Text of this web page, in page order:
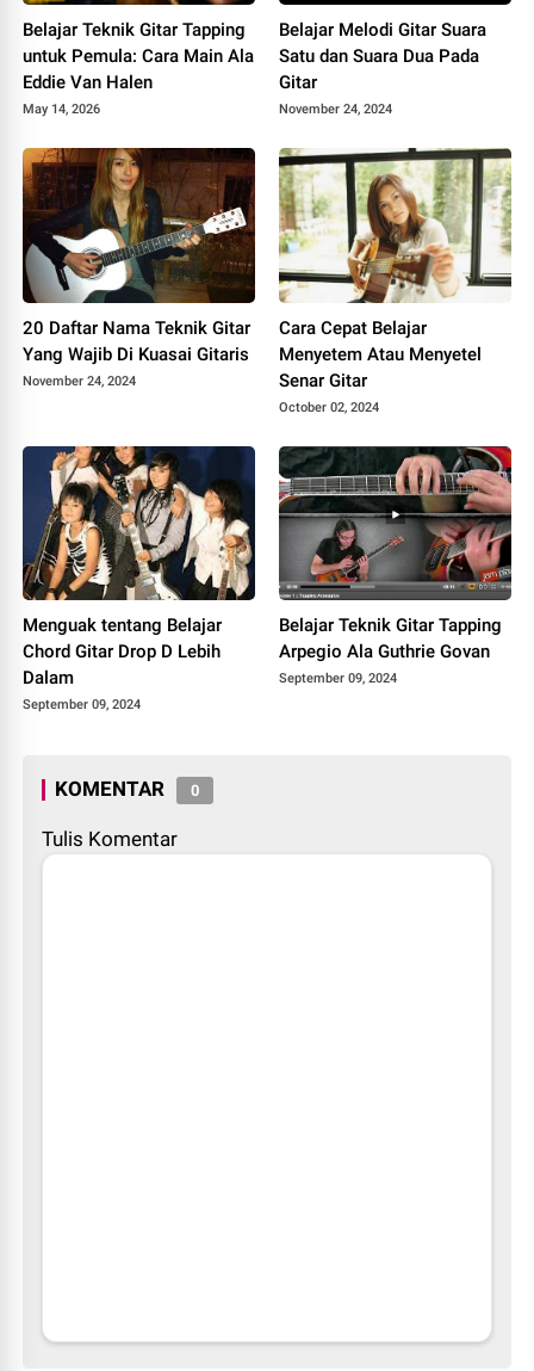
Belajar Teknik Gitar Tapping
untuk Pemula: Cara Main Ala
Eddie Van Halen
May 14, 2026
Belajar Melodi Gitar Suara
Satu dan Suara Dua Pada
Gitar
November 24, 2024
20 Daftar Nama Teknik Gitar
Yang Wajib Di Kuasai Gitaris
November 24, 2024
Cara Cepat Belajar
Menyetem Atau Menyetel
Senar Gitar
October 02, 2024
Menguak tentang Belajar
Chord Gitar Drop D Lebih
Dalam
September 09, 2024
Belajar Teknik Gitar Tapping
Arpegio Ala Guthrie Govan
September 09, 2024
KOMENTAR 0
Tulis Komentar